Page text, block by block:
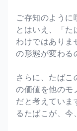
ご存知のように
とはいえ、「
わけではありま
の形態が変わる
さらに、たばこ
の価値を他のモ
だと考えていま
るたばこが、今